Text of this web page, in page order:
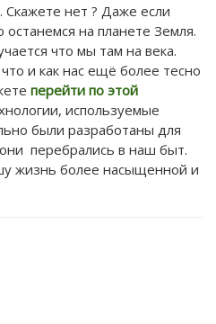
Скажете нет ? Даже если
на планете Земля.
что мы там на века.
и как нас ещё более тесно
перейти по этой
используемые
были разработаны для
перебрались в наш быт.
жизнь более насыщенной и